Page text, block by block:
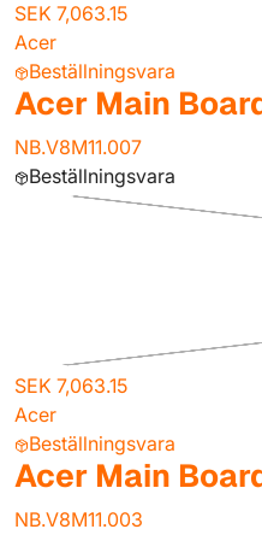
SEK 7,063.15
Acer
Beställningsvara
Acer Main
NB.V8M11.007
Beställningsvara
SEK 7,063.15
Acer
Beställningsvara
Acer Main
NB.V8M11.003